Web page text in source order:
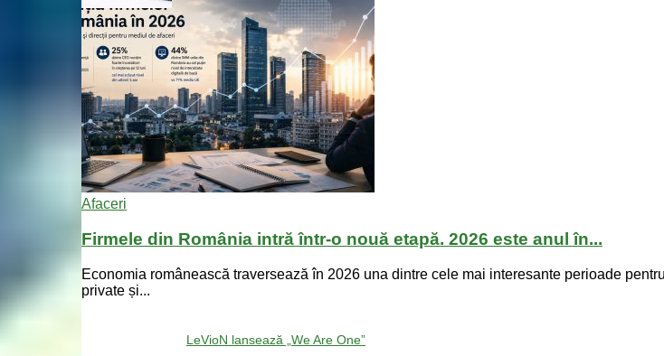
Afaceri
Firmele din România intră într-o nouă etapă. 2026 este anul în...
Economia românească traversează în 2026 una dintre cele mai interesante perioade
private și...
LeVioN lansează „We Are One”